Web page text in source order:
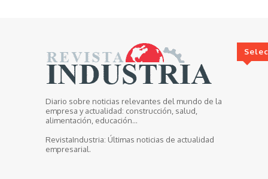
Diario sobre noticias relevantes del mundo de la
empresa y actualidad: construcción, salud,
alimentación, educación...
RevistaIndustria: Últimas noticias de actualidad
empresarial.